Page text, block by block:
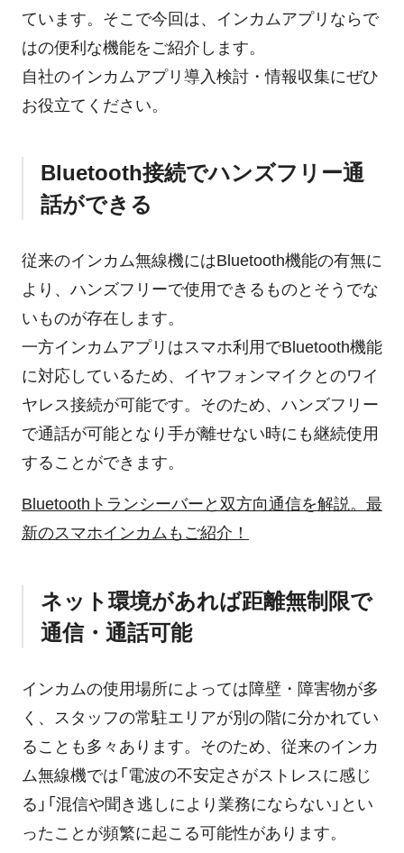
ています。そこで今回は、インカムアプリならで
はの便利な機能をご紹介します。
自社のインカムアプリ導入検討・情報収集にぜひ
お役立てください。
Bluetooth接続でハンズフリー通
話ができる
従来のインカム無線機にはBluetooth機能の有無に
より、ハンズフリーで使用できるものとそうでな
いものが存在します。
一方インカムアプリはスマホ利用でBluetooth機能
に対応しているため、イヤフォンマイクとのワイ
ヤレス接続が可能です。そのため、ハンズフリー
で通話が可能となり手が離せない時にも継続使用
することができます。
Bluetoothトランシーバーと双方向通信を解説。最
新のスマホインカムもご紹介！
ネット環境があれば距離無制限で
通信・通話可能
インカムの使用場所によっては障壁・障害物が多
く、スタッフの常駐エリアが別の階に分かれてい
ることも多々あります。そのため、従来のインカ
ム無線機では「電波の不安定さがストレスに感じ
る」「混信や聞き逃しにより業務にならない」とい
ったことが頻繁に起こる可能性があります。